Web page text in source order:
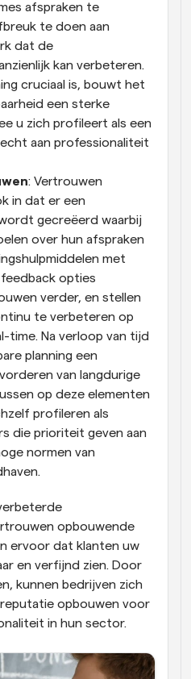
afspraken te
te doen aan
dat de
kan verbeteren.
cruciaal is, bouwt het
een sterke
u zich profileert als een
aan professionaliteit
: Vertrouwen
in dat er een
gecreëerd waarbij
over hun afspraken
met
opties
verder, en stellen
te verbeteren op
time. Na verloop van tijd
planning een
van langdurige
op deze elementen
profileren als
die prioriteit geven aan
normen van
opbouwende
ervoor dat klanten uw
en verfijnd zien. Door
kunnen bedrijven zich
opbouwen voor
in hun sector.